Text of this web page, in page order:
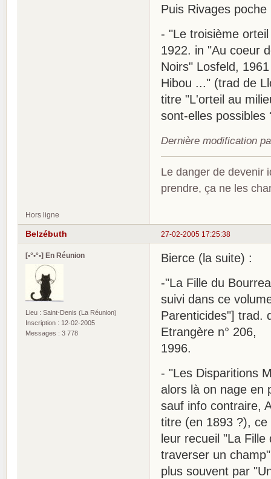
Puis Rivages
- "Le troisième
1922. in "Au coeur
Noirs" Losfeld,
Hibou ..." (trad de
titre "L'orteil au
sont-elles possibles
Dernière modification
Le danger de devenir
prendre, ça ne les
Hors ligne
27-02-2005 17:25:38
Belzébuth
[•°•°•] En Réunion
Lieu : Saint-Denis (La Réunion)
Inscription : 12-02-2005
Messages : 3 778
Bierce (la suite) :
-"La Fille du
suivi dans ce
Parenticides"] trad.
Etrangère n° 206,
1996.
- "Les Disparitions
alors là on nage en
sauf info contraire,
titre (en 1893 ?),
leur recueil "La
traverser un
plus souvent par